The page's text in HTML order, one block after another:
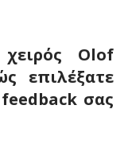
χειρός Olof
επιλέξατε
feedback σας